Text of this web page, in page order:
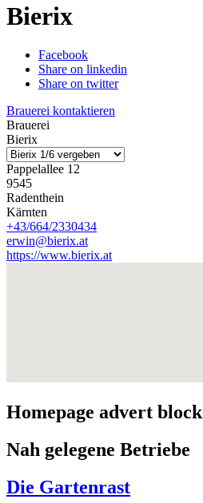
Bierix
Facebook
Share on linkedin
Share on twitter
Brauerei kontaktieren
Brauerei
Bierix
Pappelallee 12
9545
Radenthein
Kärnten
+43/664/2330434
erwin@bierix.at
https://www.bierix.at
Homepage advert block
Nah gelegene Betriebe
Die Gartenrast